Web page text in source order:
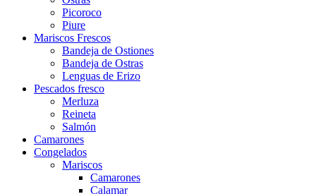
Picoroco
Piure
Mariscos Frescos
Bandeja de Ostiones
Bandeja de Ostras
Lenguas de Erizo
Pescados fresco
Merluza
Reineta
Salmón
Camarones
Congelados
Mariscos
Camarones
Calamar